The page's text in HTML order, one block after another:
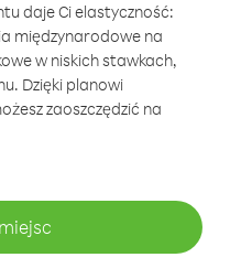
daje Ci elastyczność:
międzynarodowe na
w niskich stawkach,
Dzięki planowi
zaoszczędzić na